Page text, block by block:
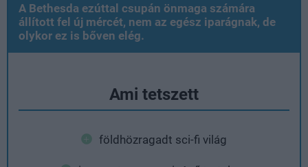
A Bethesda ezúttal csupán önmaga számára
állított fel új mércét, nem az egész iparágnak, de
olykor ez is bőven elég.
Ami tetszett
földhözragadt sci-fi világ